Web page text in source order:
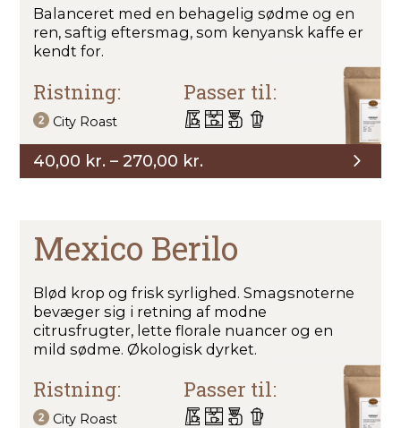
Balanceret med en behagelig sødme og en
ren, saftig eftersmag, som kenyansk kaffe er
kendt for.
Ristning:
City Roast
Passer til:
40,00 kr. – 270,00 kr.Prisinterval:
40,00 kr.
270,00 kr.
Mexico Berilo
Blød krop og frisk syrlighed. Smagsnoterne
bevæger sig i retning af modne
citrusfrugter, lette florale nuancer og en
mild sødme. Økologisk dyrket.
Ristning:
City Roast
Passer til: